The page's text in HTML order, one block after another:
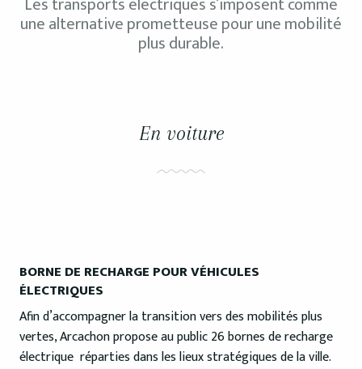
une alternative prometteuse pour une mobilité
plus durable.
En voiture
BORNE DE RECHARGE POUR VÉHICULES
ÉLECTRIQUES
Afin d’accompagner la transition vers des mobilités plus
vertes, Arcachon propose au public 26 bornes de recharge
électrique réparties dans les lieux stratégiques de la ville.